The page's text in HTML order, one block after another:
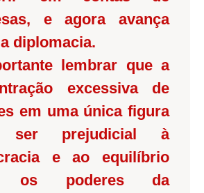
e agora avança
diplomacia.
lembrar que a
excessiva de
em uma única figura
ser prejudicial à
e ao equilíbrio
os poderes da